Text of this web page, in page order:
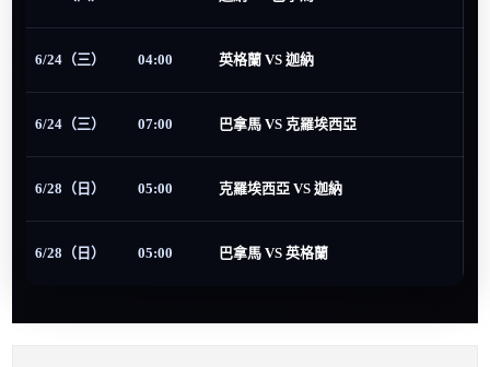
6/24（三） 04:00 英格蘭 VS 迦納
6/24（三） 07:00 巴拿馬 VS 克羅埃西亞
6/28（日） 05:00 克羅埃西亞 VS 迦納
6/28（日） 05:00 巴拿馬 VS 英格蘭